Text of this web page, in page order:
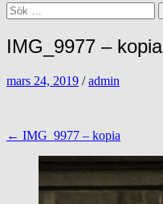
Sök
Sök
efter:
IMG_9977 – kopia
mars 24, 2019 /admin
Inläggsnavigering
← IMG_9977 – kopia